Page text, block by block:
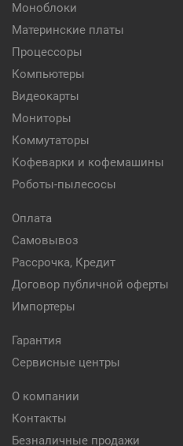
Моноблоки
Материнские платы
Процессоры
Компьютеры
Видеокарты
Мониторы
Коммутаторы
Кофеварки и кофемашины
Роботы-пылесосы
Оплата
Самовывоз
Рассрочка, Кредит
Договор публичной оферты
Импортеры
Гарантия
Сервисные центры
О компании
Контакты
Безналичные продажи